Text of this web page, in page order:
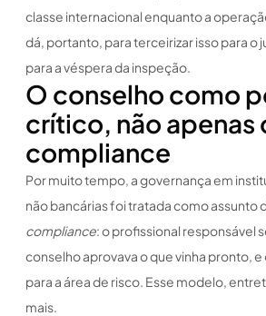
classe internacional enquanto a
dá, portanto, para terceirizar isso para o
para a véspera da inspeção.
O conselho como
crítico, não apenas
compliance
Por muito tempo, a governança em
não bancárias foi tratada como assunto
compliance: o profissional responsável
conselho aprovava o que vinha pronto,
para a área de risco. Esse modelo,
mais.